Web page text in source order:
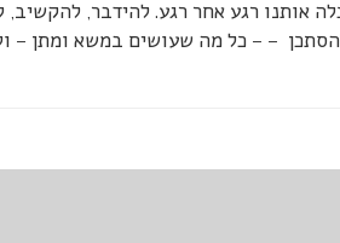
אותנו רגע אחר רגע. להידבר,
– – כל מה שעושים במשא ומתן –